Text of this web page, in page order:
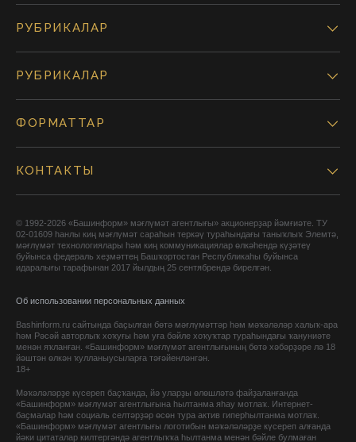
РУБРИКАЛАР
РУБРИКАЛАР
ФОРМАТТАР
КОНТАКТЫ
© 1992-2026 «Башинформ» мәғлүмәт агентлығы» акционерҙар йәмғиәте. ТУ
02-01609 һанлы киң мәғлүмәт сараһын теркәү тураһындағы таныҡлыҡ Элемтә,
мәғлүмәт технологиялары һәм киң коммуникациялар өлкәһендә күҙәтеү
буйынса федераль хеҙмәттең Башҡортостан Республикаһы буйынса
идаралығы тарафынан 2017 йылдың 25 сентябрендә бирелгән.
Об использовании персональных данных
Bashinform.ru сайтында баҫылған бөтә мәғлүмәттәр һәм мәҡәләләр халыҡ-ара
һәм Рәсәй авторлыҡ хоҡуғы һәм уға бәйле хоҡуҡтар тураһындағы ҡануниәте
менән яҡланған. «Башинформ» мәғлүмәт агентлығының бөтә хәбәрҙәре лә 18
йәштән өлкән ҡулланыусыларға тәғәйенләнгән.
18+
Мәҡәләләрҙе күсереп баҫҡанда, йә уларҙы өлөшләтә файҙаланғанда
«Башинформ» мәғлүмәт агентлығына һылтанма яһау мотлаҡ. Интернет-
баҫмалар һәм социаль селтәрҙәр өсөн тура актив гиперһылтанма мотлаҡ.
«Башинформ» мәғлүмәт агентлығы логотибын мәҡәләләрҙе күсереп алғанда
йәки цитаталар килтергәндә агентлыҡҡа һылтанма менән бәйле булмаған